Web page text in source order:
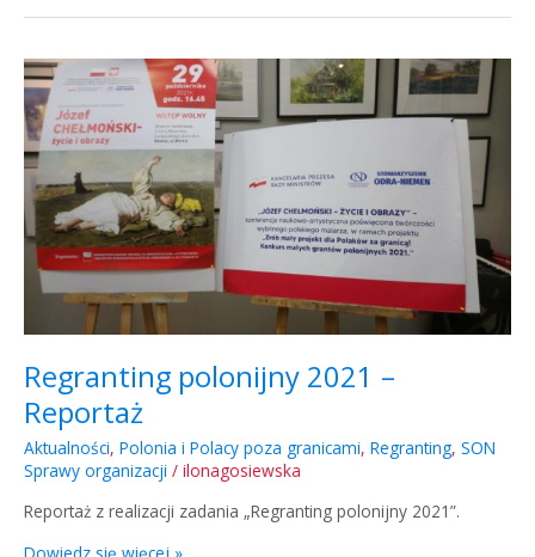
Regranting polonijny 2021 –
Reportaż
Aktualności, Polonia i Polacy poza granicami, Regranting, SON
Sprawy organizacji / ilonagosiewska
Reportaż z realizacji zadania „Regranting polonijny 2021”.
Regranting
polonijny
2021
–
Reportaż